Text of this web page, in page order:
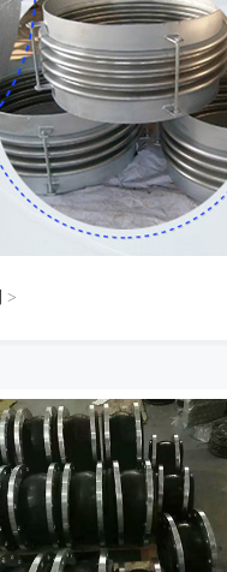
>